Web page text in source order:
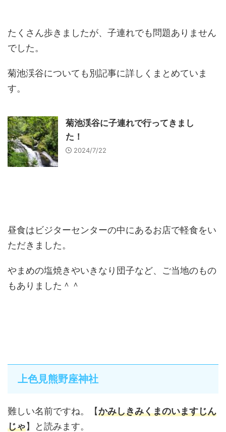
たくさん歩きましたが、子連れでも問題ありません
でした。
菊池渓谷についても別記事に詳しくまとめていま
す。
菊池渓谷に子連れで行ってきまし
た！
2024/7/22
昼食はビジターセンターの中にあるお店で軽食をい
ただきました。
やまめの塩焼きやいきなり団子など、ご当地のもの
もありました＾＾
上色見熊野座神社
難しい名前ですね。【かみしきみくまのいますじん
じゃ】と読みます。